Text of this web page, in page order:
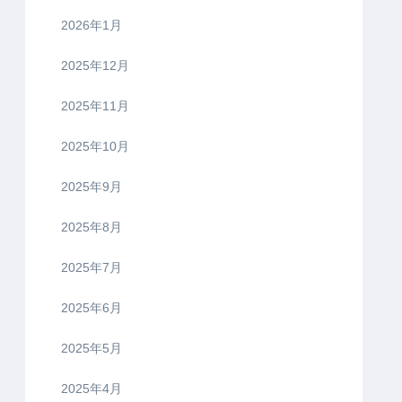
2026年1月
2025年12月
2025年11月
2025年10月
2025年9月
2025年8月
2025年7月
2025年6月
2025年5月
2025年4月